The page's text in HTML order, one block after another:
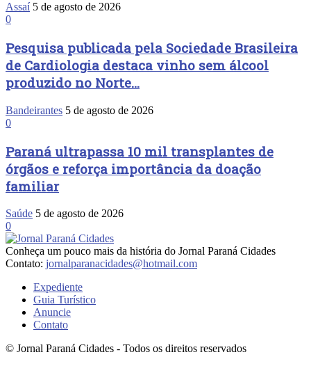
Assaí 5 de agosto de 2026
0
Pesquisa publicada pela Sociedade Brasileira
de Cardiologia destaca vinho sem álcool
produzido no Norte...
Bandeirantes 5 de agosto de 2026
0
Paraná ultrapassa 10 mil transplantes de
órgãos e reforça importância da doação
familiar
Saúde 5 de agosto de 2026
0
Conheça um pouco mais da história do Jornal Paraná Cidades
Contato: jornalparanacidades@hotmail.com
Expediente
Guia Turístico
Anuncie
Contato
© Jornal Paraná Cidades - Todos os direitos reservados